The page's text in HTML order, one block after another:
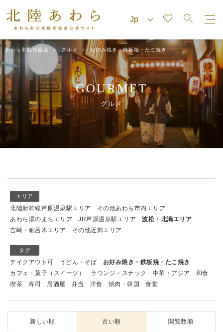
あわら市観光協会 グルメ お好み焼き・鉄板焼・たこ焼き
GOURMET
グルメ
エリア
北陸新幹線芦原温泉駅エリア
その他あわら市内エリア
あわら湯のまちエリア
JR芦原温泉駅エリア
波松・北潟エリア
吉崎・細呂木エリア
その他近郊エリア
タグ
テイクアウト可 うどん・そば
お好み焼き・鉄板焼・たこ焼き
カフェ・菓子（スイーツ）
ラウンジ・スナック 中華・アジア
和食
喫茶
寿司 居酒屋 弁当 洋食 焼肉・韓国 食堂
新しい順 古い順 閲覧数順